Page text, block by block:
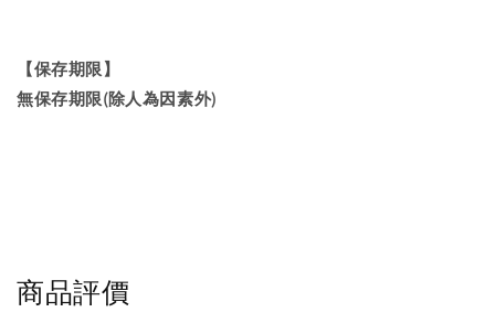
【保存期限】
無保存期限(除人為因素外)
商品評價